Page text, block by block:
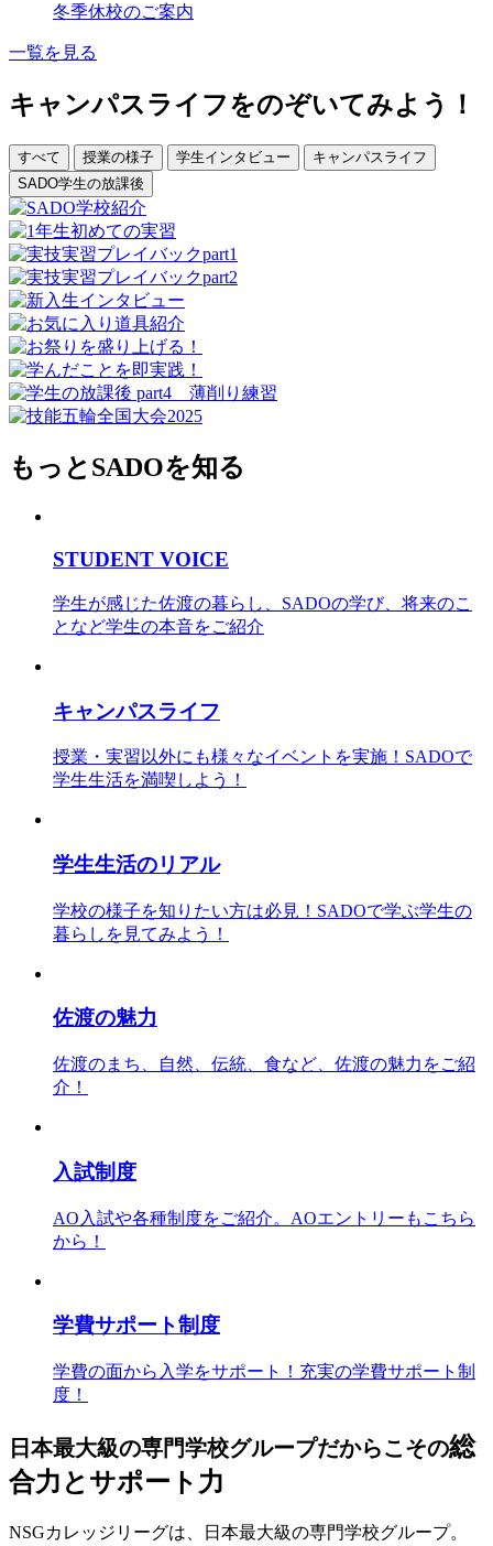
冬季休校のご案内
一覧を見る
キャンパスライフをのぞいてみよう！
すべて 授業の様子 学生インタビュー
キャンパスライフ
SADO学生の放課後
もっとSADOを知る
STUDENT VOICE
学生が感じた佐渡の暮らし、SADOの学び、将来のこ
となど学生の本音をご紹介
キャンパスライフ
授業・実習以外にも様々なイベントを実施！SADOで
学生生活を満喫しよう！
学生生活のリアル
学校の様子を知りたい方は必見！SADOで学ぶ学生の
暮らしを見てみよう！
佐渡の魅力
佐渡のまち、自然、伝統、食など、佐渡の魅力をご紹
介！
入試制度
AO入試や各種制度をご紹介。AOエントリーもこちら
から！
学費サポート制度
学費の面から入学をサポート！充実の学費サポート制
度！
日本最大級の専門学校グループだからこその総
合力 と サポート力
NSGカレッジリーグは、日本最大級の専門学校グループ。